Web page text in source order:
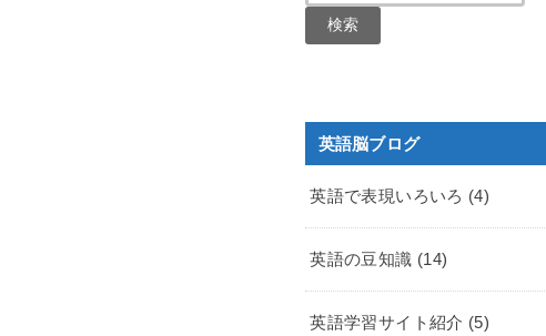
英語脳ブログ
英語で表現いろいろ (4)
英語の豆知識 (14)
英語学習サイト紹介 (5)